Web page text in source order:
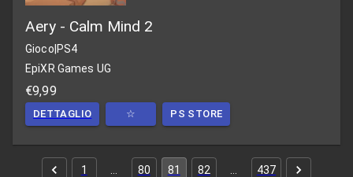
Aery - Calm Mind 2
Gioco PS4
EpiXR Games UG
€9,99
DETTAGLIO ☆ PS STORE
1 80 81 82 437